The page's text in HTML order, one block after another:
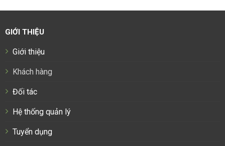
GIỚI THIỆU
Giới thiệu
Khách hàng
Đối tác
Hệ thống quản lý
Tuyển dụng